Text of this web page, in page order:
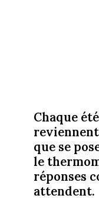
Chaque
que se
le
réponses
attendent.